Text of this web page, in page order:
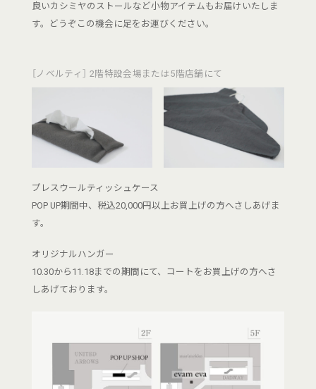
良いカシミヤのストールなど小物アイテムもお届けいたしま
す。どうぞこの機会に足をお運びください。
［ノベルティ］ 2階特設会場または5階店舗にて
プレスウールティッシュケース
POP UP期間中、税込20,000円以上お買上げの方へさしあげま
す。
オリジナルハンガー
10.30から11.18までの期間にて、コートをお買上げの方へさ
しあげております。